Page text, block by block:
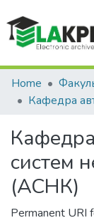
Communities &
All of DSpace
Home
Кафедра
систем
(АСНК)
Permanent URI